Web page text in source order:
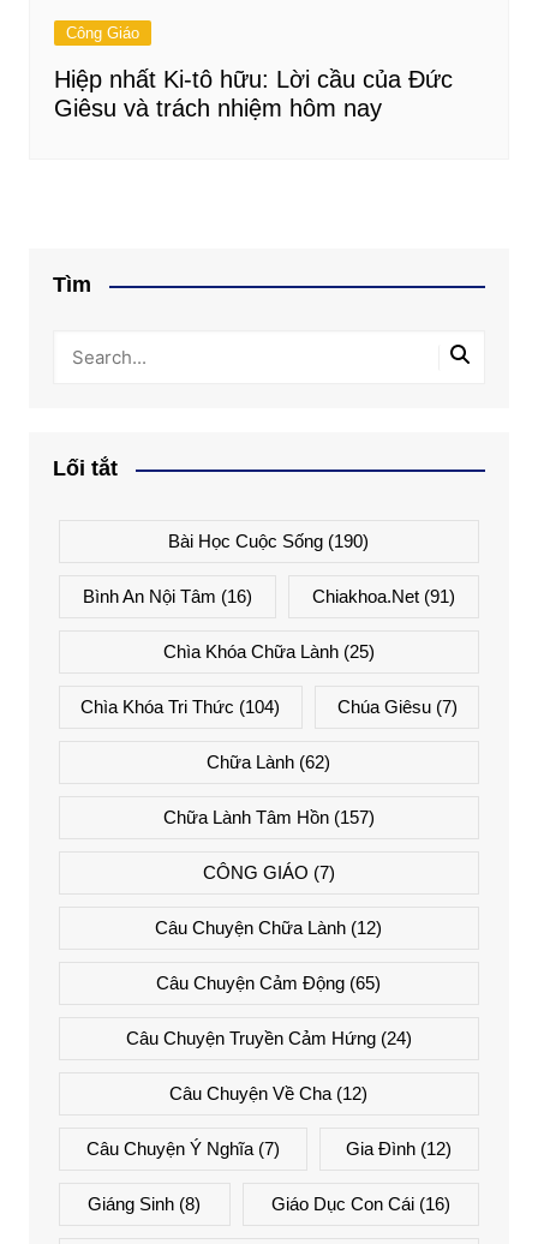
Công Giáo
Hiệp nhất Ki-tô hữu: Lời cầu của Đức
Giêsu và trách nhiệm hôm nay
Tìm
Lối tắt
Bài Học Cuộc Sống (190)
Bình An Nội Tâm (16) Chiakhoa.net (91)
Chìa Khóa Chữa Lành(25)
Chìa Khóa Tri Thức (104) Chúa Giêsu(7)
Chữa Lành (62)
Chữa Lành Tâm Hồn(157)
CÔNG GIÁO (7)
Câu Chuyện Chữa Lành (12)
Câu Chuyện Cảm Động (65)
Câu Chuyện Truyền Cảm Hứng(24)
Câu Chuyện Về Cha (12)
Câu Chuyện Ý Nghĩa(7) Gia Đình (12)
Giáng Sinh (8) Giáo Dục Con Cái(16)